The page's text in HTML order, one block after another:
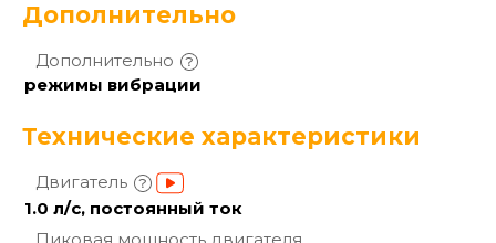
Дополнительно
Дополнительно
режимы вибрации
Технические характеристики
Двигатель
1.0 л/с, постоянный ток